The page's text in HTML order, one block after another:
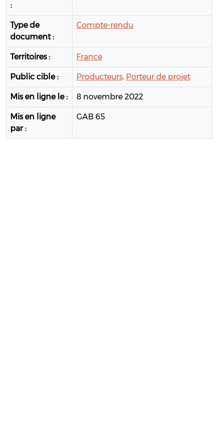
:
Type de
document :
Compte-rendu
Territoires : France
Public cible : Producteurs, Porteur de projet
Mis en ligne le : 8 novembre 2022
Mis en ligne
par :
GAB 65